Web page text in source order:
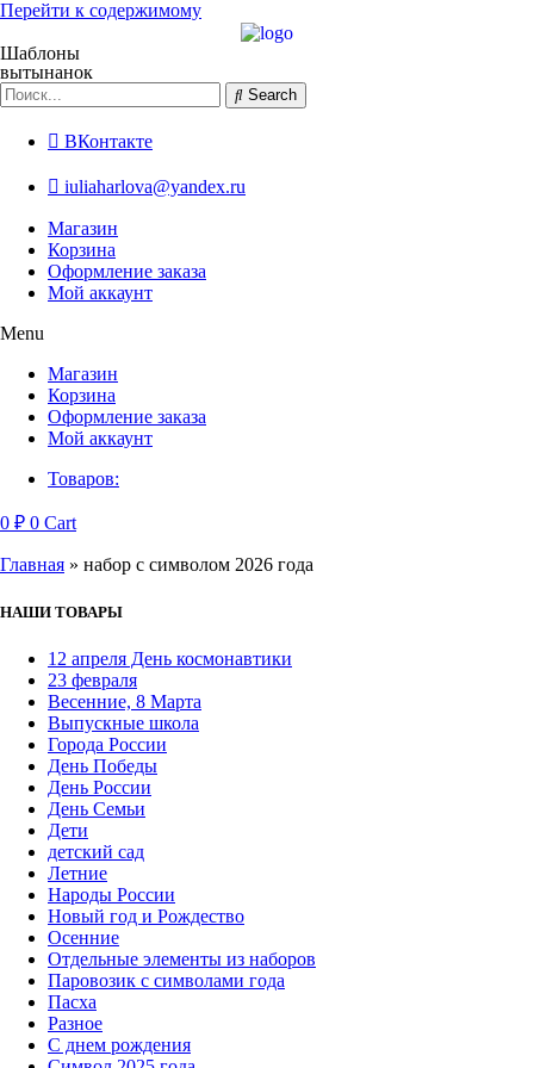
Перейти к содержимому
Шаблоны
вытынанок
Search
ВКонтакте
iuliaharlova@yandex.ru
Магазин
Корзина
Оформление заказа
Мой аккаунт
Menu
Магазин
Корзина
Оформление заказа
Мой аккаунт
Товаров:
0 ₽ 0 Cart
Главная » набор с символом 2026 года
НАШИ ТОВАРЫ
12 апреля День космонавтики
23 февраля
Весенние, 8 Марта
Выпускные школа
Города России
День Победы
День России
День Семьи
Дети
детский сад
Летние
Народы России
Новый год и Рождество
Осенние
Отдельные элементы из наборов
Паровозик с символами года
Пасха
Разное
С днем рождения